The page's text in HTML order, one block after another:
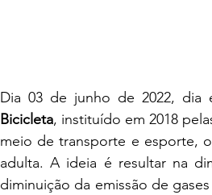
Dia 03 de junho de 2022, dia
Bicicleta, instituído em 2018
meio de transporte e esporte,
adulta. A ideia é resultar na
diminuição da emissão de